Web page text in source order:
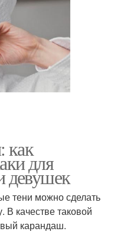
как
для
девушек
тени можно сделать
В качестве таковой
карандаш.